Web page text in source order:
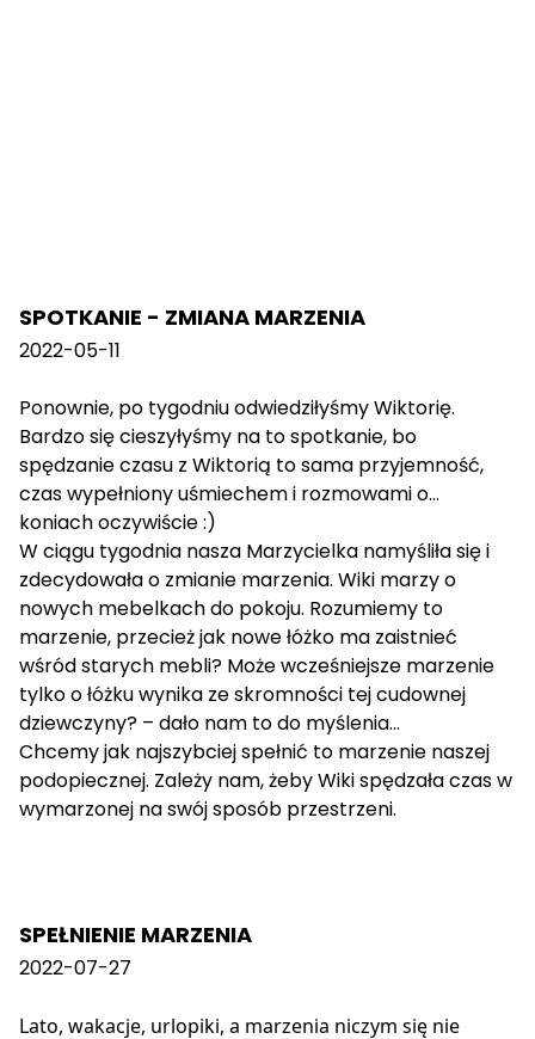
SPOTKANIE - ZMIANA MARZENIA
2022-05-11
Ponownie, po tygodniu odwiedziłyśmy Wiktorię.
Bardzo się cieszyłyśmy na to spotkanie, bo
spędzanie czasu z Wiktorią to sama przyjemność,
czas wypełniony uśmiechem i rozmowami o…
koniach oczywiście :)
W ciągu tygodnia nasza Marzycielka namyśliła się i
zdecydowała o zmianie marzenia. Wiki marzy o
nowych mebelkach do pokoju. Rozumiemy to
marzenie, przecież jak nowe łóżko ma zaistnieć
wśród starych mebli? Może wcześniejsze marzenie
tylko o łóżku wynika ze skromności tej cudownej
dziewczyny? – dało nam to do myślenia…
Chcemy jak najszybciej spełnić to marzenie naszej
podopiecznej. Zależy nam, żeby Wiki spędzała czas w
wymarzonej na swój sposób przestrzeni.
SPEŁNIENIE MARZENIA
2022-07-27
Lato, wakacje, urlopiki, a marzenia niczym się nie